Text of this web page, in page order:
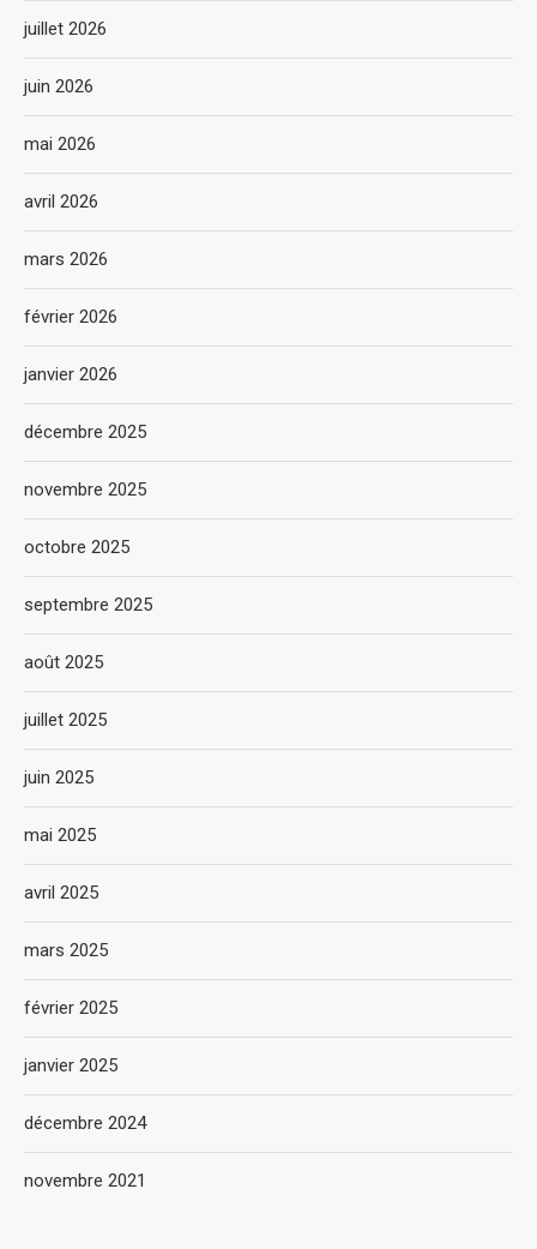
juillet 2026
juin 2026
mai 2026
avril 2026
mars 2026
février 2026
janvier 2026
décembre 2025
novembre 2025
octobre 2025
septembre 2025
août 2025
juillet 2025
juin 2025
mai 2025
avril 2025
mars 2025
février 2025
janvier 2025
décembre 2024
novembre 2021